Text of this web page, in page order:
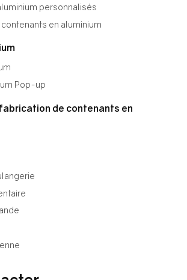
personnalisés
en aluminium
Pop-up
de contenants en